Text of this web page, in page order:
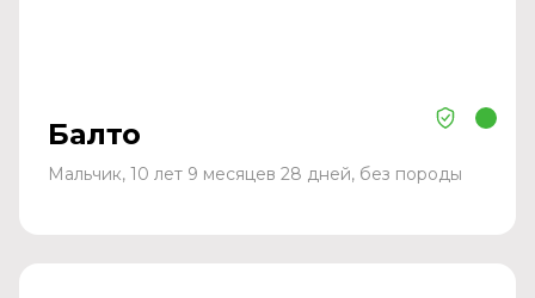
Балто
Мальчик, 10 лет 9 месяцев 28 дней, без породы